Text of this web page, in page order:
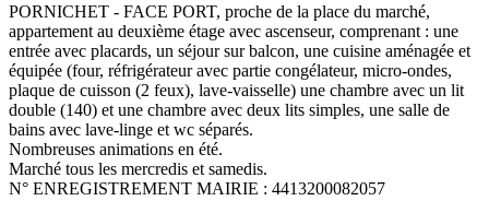
PORNICHET - FACE PORT, proche de la place du marché,
appartement au deuxième étage avec ascenseur, comprenant : une
entrée avec placards, un séjour sur balcon, une cuisine aménagée et
équipée (four, réfrigérateur avec partie congélateur, micro-ondes,
plaque de cuisson (2 feux), lave-vaisselle) une chambre avec un lit
double (140) et une chambre avec deux lits simples, une salle de
bains avec lave-linge et wc séparés.
Nombreuses animations en été.
Marché tous les mercredis et samedis.
N° ENREGISTREMENT MAIRIE : 4413200082057